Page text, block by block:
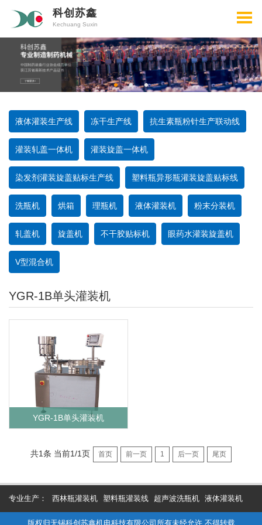
科创苏鑫
Kechuang Suxin
液体灌装生产线 冻干生产线 抗生素瓶粉针生产联动线
灌装轧盖一体机 灌装旋盖一体机
染发剂灌装旋盖贴标生产线 塑料瓶异形瓶灌装旋盖贴标线
洗瓶机 烘箱 理瓶机 液体灌装机 粉末分装机
轧盖机 旋盖机 不干胶贴标机 眼药水灌装旋盖机
V型混合机
YGR-1B单头灌装机
YGR-1B单头灌装机
共1条 当前1/1页 首页 前一页 1 后一页 尾页
专业生产： 西林瓶灌装机 塑料瓶灌装线 超声波洗瓶机 液体灌装机
版权归无锡科创苏鑫机电科技有限公司所有未经允许 不得转载